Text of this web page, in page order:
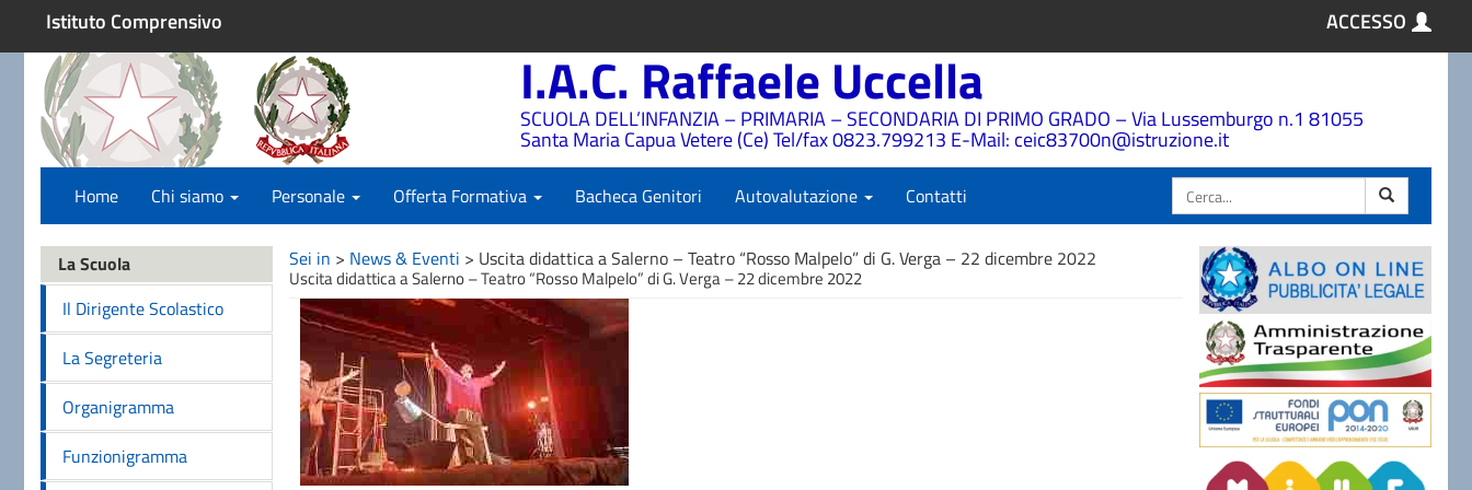
Istituto Comprensivo ACCESSO
I.A.C. Raffaele Uccella
SCUOLA DELL’INFANZIA – PRIMARIA – SECONDARIA DI PRIMO GRADO – Via Lussemburgo n.1 81055
Santa Maria Capua Vetere (Ce) Tel/fax 0823.799213 E-Mail: ceic83700n@istruzione.it
Cerca
Home Chi siamo Personale Offerta Formativa Bacheca Genitori Autovalutazione Contatti
La Scuola
Il Dirigente Scolastico
La Segreteria
Organigramma
Funzionigramma
Sei in > News & Eventi > Uscita didattica a Salerno – Teatro “Rosso Malpelo” di G. Verga – 22 dicembre 2022
Uscita didattica a Salerno – Teatro “Rosso Malpelo” di G. Verga – 22 dicembre 2022